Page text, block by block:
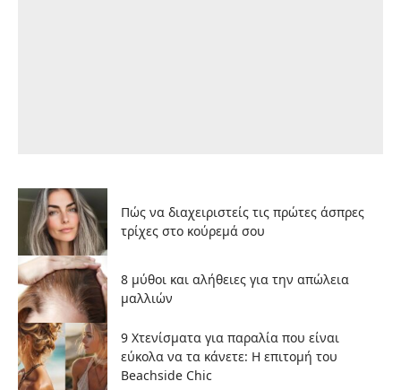
Πώς να διαχειριστείς τις πρώτες άσπρες
τρίχες στο κούρεμά σου
8 μύθοι και αλήθειες για την απώλεια
μαλλιών
9 Χτενίσματα για παραλία που είναι
εύκολα να τα κάνετε: Η επιτομή του
Beachside Chic